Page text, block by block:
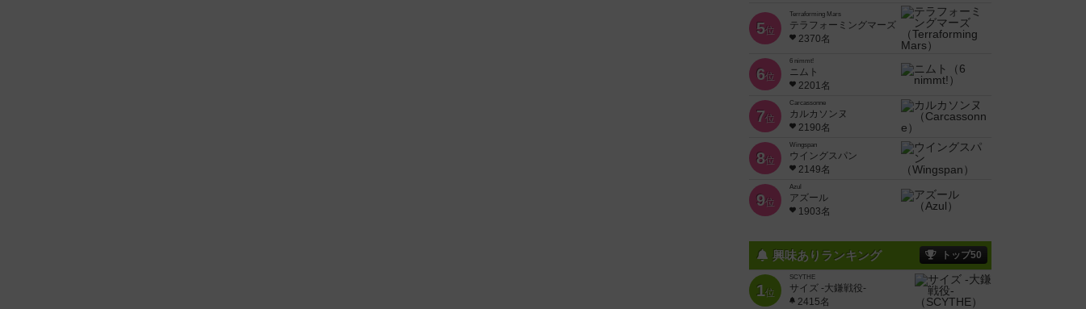
5位
Terraforming Mars
テラフォーミングマーズ
2370名
6位
6 nimmt!
ニムト
2201名
7位
Carcassonne
カルカソンヌ
2190名
8位
Wingspan
ウイングスパン
2149名
9位
Azul
アズール
1903名
興味ありランキング トップ50
1位
SCYTHE
サイズ -大鎌戦役-
2415名